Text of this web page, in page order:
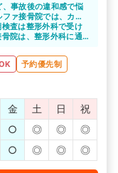
事故後の違和感で悩
ァ接骨院では、カウ
それぞれの症状に合
けて、丁寧に施術し
査は整形外科で受け
院は、整形外科に通
予約優先制
金 土 日
祝
○ ◎ ◎
◎
○ ◎ ◎ ◎